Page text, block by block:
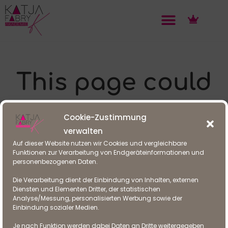
Cookie-Zustimmung
verwalten
Auf dieser Website nutzen wir Cookies und vergleichbare
Funktionen zur Verarbeitung von Endgeräteinformationen und
personenbezogenen Daten.
Die Verarbeitung dient der Einbindung von Inhalten, externen
Diensten und Elementen Dritter, der statistischen
Analyse/Messung, personalisierten Werbung sowie der
Einbindung sozialer Medien.
Je nach Funktion werden dabei Daten an Dritte weitergegeben
This page could
not be found!
We are sorry. But the page you are looking
for is not available.
Perhaps you can try a new search.